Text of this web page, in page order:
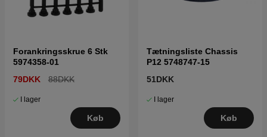
Forankringsskrue 6 Stk
5974358-01
79DKK
88DKK
I lager
Køb
Tætningsliste Chassis
P12 5748747-15
51DKK
I lager
Køb